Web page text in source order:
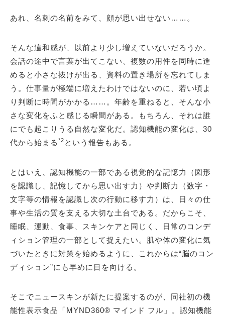
あれ、名刺の名前をみて、顔が思い出せない……。
そんな違和感が、以前より少し増えていないだろうか。
会話の途中で言葉が出てこない、複数の用件を同時に進
めると小さな抜けが出る、資料の置き場所を忘れてしま
う。仕事量が極端に増えたわけではないのに、若い頃よ
り判断に時間がかかる……。年齢を重ねると、そんな小
さな変化をふと感じる瞬間がある。もちろん、それは誰
にでも起こりうる自然な変化だ。認知機能の変化は、30
代から始まる *2 という報告もある。
とはいえ、認知機能の一部である視覚的な記憶力（図形
を認識し、記憶してから思い出す力）や判断力（数字・
文字等の情報を認識し次の行動に移す力）は、日々の仕
事や生活の質を支える大切な土台である。だからこそ、
睡眠、運動、食事、スキンケアと同じく、日常のコンデ
ィション管理の一部として捉えたい。肌や体の変化に気
づいたときに対策を始めるように、これからは“脳のコン
ディション”にも早めに目を向ける。
そこでニュースキンが新たに提案するのが、同社初の機
能性表示食品「MYND360® マインド フル」。認知機能